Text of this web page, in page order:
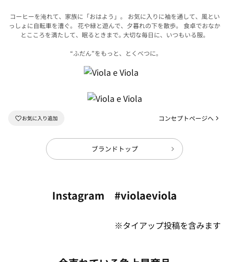
コーヒーを淹れて、家族に「おはよう」。 お気に入りに袖を通して、風とい
っしょに自転車を漕ぐ。
花や緑と遊んで、夕暮れの下を散歩。 食卓でおなか
とこころを満たして、眠るときまで｡ 大切な毎日に、いつもいる服。
“ふだん”をもっと、とくべつに｡
コンセプトページへ
ブランドトップ
Instagram #violaeviola
※タイアップ投稿を含みます